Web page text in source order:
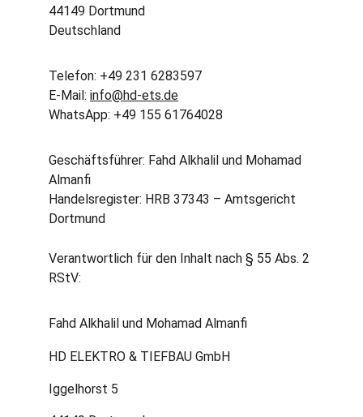
44149 Dortmund
Deutschland
Telefon: +49 231 6283597
E-Mail: info@hd-ets.de
WhatsApp: +49 155 61764028
Geschäftsführer: Fahd Alkhalil und Mohamad
Almanfi
Handelsregister: HRB 37343 – Amtsgericht
Dortmund
Verantwortlich für den Inhalt nach § 55 Abs. 2
RStV:
Fahd Alkhalil und Mohamad Almanfi
HD ELEKTRO & TIEFBAU GmbH
Iggelhorst 5